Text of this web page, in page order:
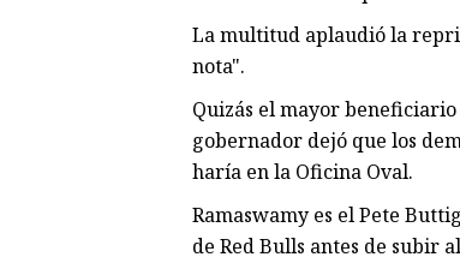
La multitud aplaudió la
nota".
Quizás el mayor
gobernador dejó que los
haría en la Oficina Oval.
Ramaswamy es el Pete
de Red Bulls antes de subir